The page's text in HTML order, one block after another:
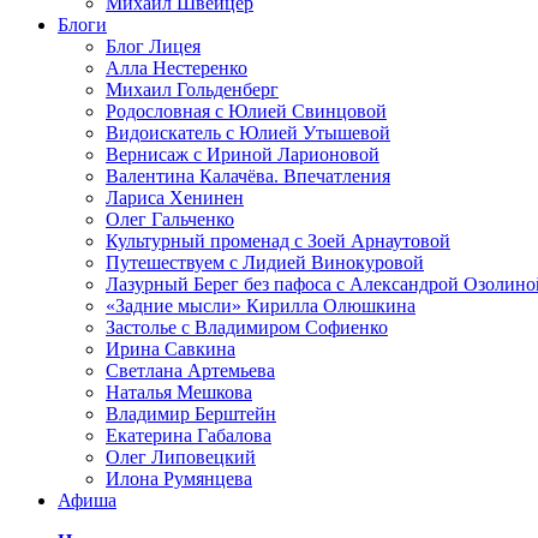
Блоги
Блог Лицея
Алла Нестеренко
Михаил Гольденберг
Родословная с Юлией Свинцовой
Видоискатель с Юлией Утышевой
Вернисаж с Ириной Ларионовой
Валентина Калачёва. Впечатления
Лариса Хенинен
Олег Гальченко
Культурный променад с Зоей Арнаутовой
Путешествуем с Лидией Винокуровой
Лазурный Берег без пафоса с Александрой
«Задние мысли» Кирилла Олюшкина
Застолье с Владимиром Софиенко
Ирина Савкина
Светлана Артемьева
Наталья Мешкова
Владимир Берштейн
Екатерина Габалова
Олег Липовецкий
Илона Румянцева
Афиша